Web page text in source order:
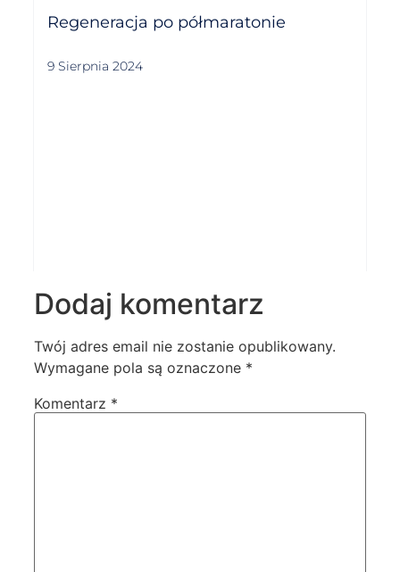
Regeneracja po półmaratonie
9 Sierpnia 2024
Dodaj komentarz
Twój adres email nie zostanie opublikowany.
Wymagane pola są oznaczone *
Komentarz *